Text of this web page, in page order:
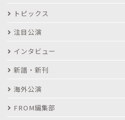
トピックス
注目公演
インタビュー
新譜・新刊
海外公演
FROM編集部